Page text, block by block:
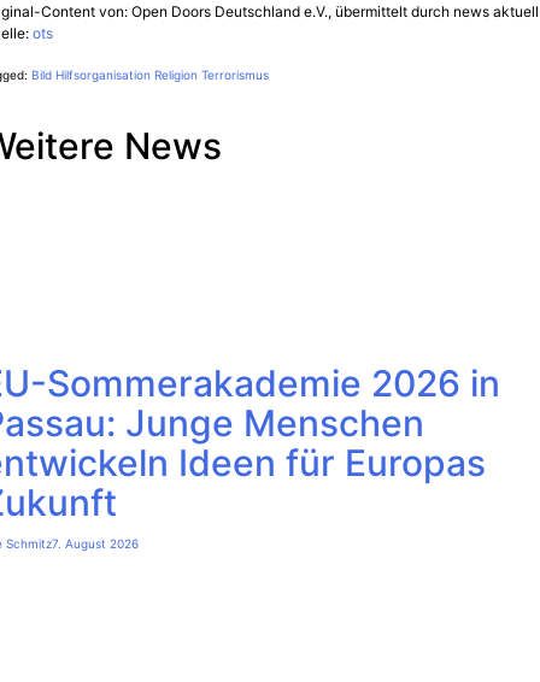
Content von: Open Doors Deutschland e.V., übermittelt durch news aktuell
ots
Bild Hilfsorganisation Religion Terrorismus
News
Sommerakademie 2026 in
Junge Menschen
Ideen für Europas
Schmitz7. August 2026